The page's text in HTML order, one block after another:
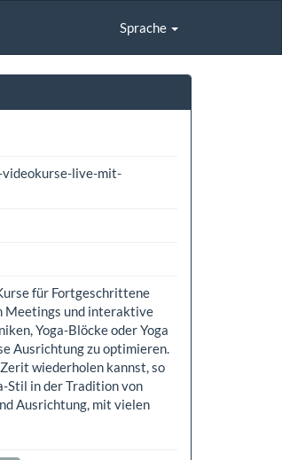
Sprache
live-mit-
für Fortgeschrittene
Meetings und interaktive
Yoga-Blöcke oder Yoga
Ausrichtung zu optimieren.
wiederholen kannst, so
Stil in der Tradition von
Ausrichtung, mit vielen